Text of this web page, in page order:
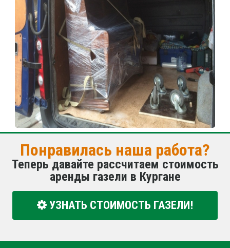
Понравилась наша работа?
Теперь давайте рассчитаем стоимость
аренды газели в Кургане
УЗНАТЬ СТОИМОСТЬ ГАЗЕЛИ!